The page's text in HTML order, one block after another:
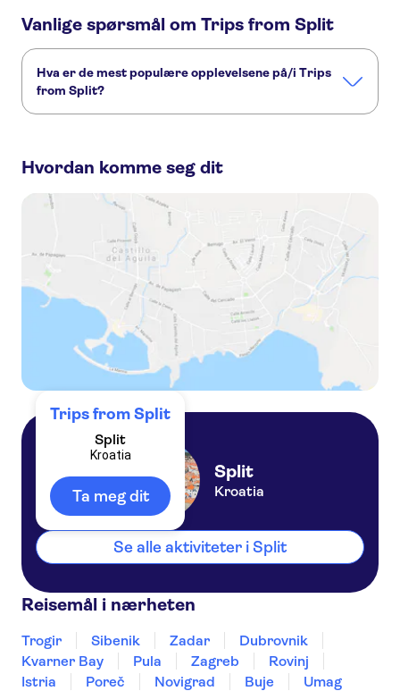
Vanlige spørsmål om Trips from Split
Hva er de mest populære opplevelsene på/i Trips
from Split?
Private Day Trip to Krka Waterfalls from Split
Plitvice Lakes National Park tour from Split
Krka Waterfalls tour from Split with wine tasting
Krka waterfalls tour from Split - blue and green oasis
Hvordan komme seg dit
Trips from Split
Split
Kroatia
Ta meg dit
Split
Kroatia
Se alle aktiviteter i Split
Reisemål i nærheten
Trogir Sibenik Zadar
Dubrovnik
Kvarner Bay
Pula Zagreb
Rovinj
Istria
Poreč Novigrad Buje Umag